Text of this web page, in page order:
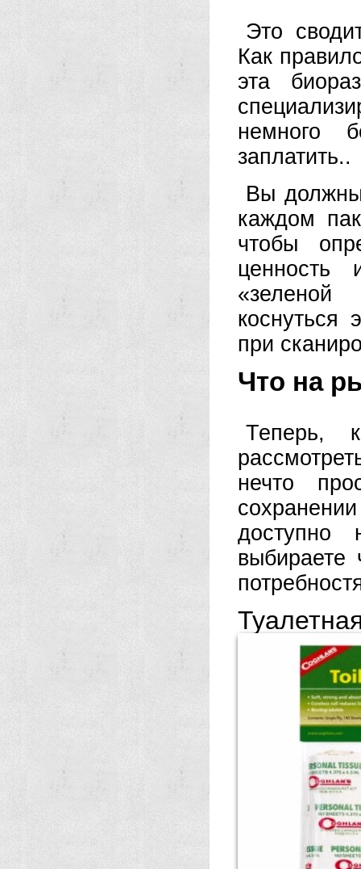
Это
Как
эта
немного
заплатить..
Вы должны
каждом
чтобы
ценность
«зеленой
коснуться
при
Что на
Теперь,
нечто
выбираете